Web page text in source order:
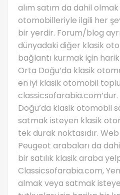
alım satım da dahil
otomobilleriyle ilgili her
bir yerdir. Forum/blog
dünyadaki diğer klasik
bağlantı kurmak için
Orta Doğu’da klasik
en iyi klasik otomobil
Doğu’da klasik otomobil
satmak isteyen klasik
tek durak noktasıdır.
Peugeot arabaları da
bir satılık klasik araba
Classicsofarabia.com,
almak veya satmak